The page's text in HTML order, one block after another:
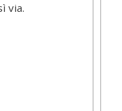
via.